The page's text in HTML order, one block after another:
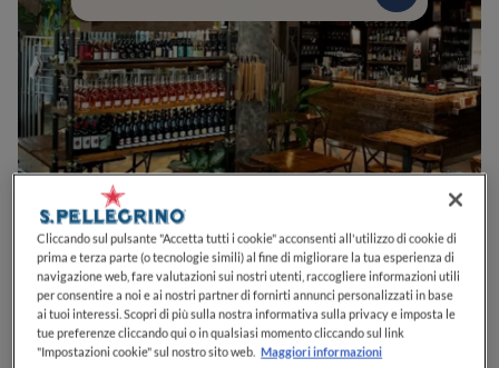
0
Via Luigi Einaudi, 4/C50065PontassieveFIItalia
Cliccando sul pulsante "Accetta tutti i cookie" acconsenti all'utilizzo di cookie di
prima e terza parte (o tecnologie simili) al fine di migliorare la tua esperienza di
navigazione web, fare valutazioni sui nostri utenti, raccogliere informazioni utili
per consentire a noi e ai nostri partner di fornirti annunci personalizzati in base
ai tuoi interessi. Scopri di più sulla nostra informativa sulla privacy e imposta le
tue preferenze cliccando qui o in qualsiasi momento cliccando sul link
"Impostazioni cookie" sul nostro sito web. Maggiori informazioni